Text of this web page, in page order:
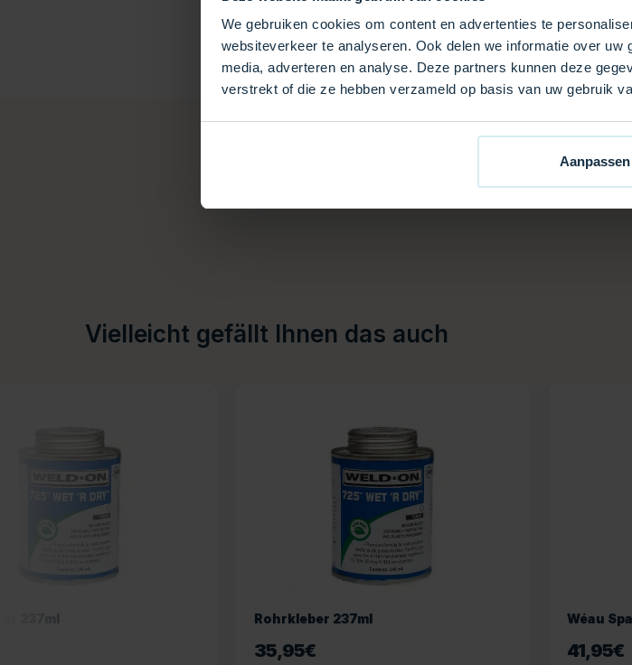
We gebruiken cookies om content en advertenties te
websiteverkeer te analyseren. Ook delen we informatie over
media, adverteren en analyse. Deze partners kunnen deze
verstrekt of die ze hebben verzameld op basis van uw gebruik
Aanpassen
Vielleicht gefällt Ihnen das auch
Wéau Spa-Filter SC746